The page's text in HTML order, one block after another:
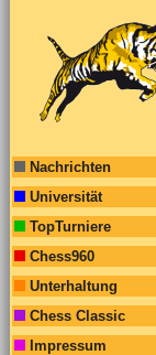
Nachrichten
Universität
TopTurniere
Chess960
Unterhaltung
Chess Classic
Impressum